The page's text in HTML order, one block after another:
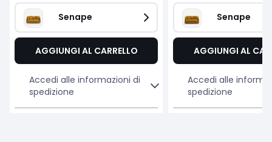
Senape
AGGIUNGI AL CARRELLO
Accedi alle informazioni di
spedizione
Senape
AGGIUNGI AL
Accedi alle
spedizione